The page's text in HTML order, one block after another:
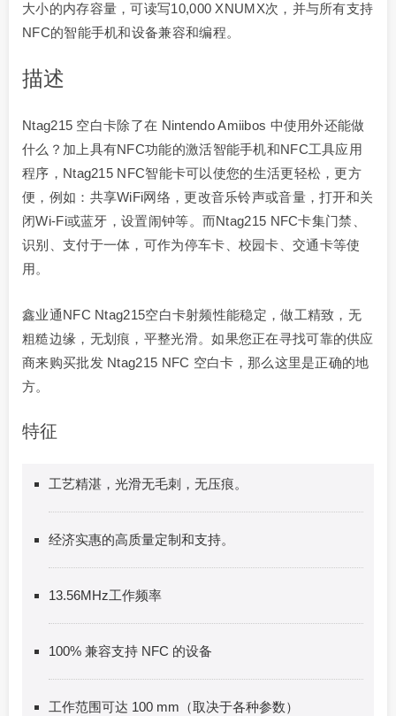
大小的内存容量，可读写10,000 XNUMX次，并与所有支持
NFC的智能手机和设备兼容和编程。
描述
Ntag215 空白卡除了在 Nintendo Amiibos 中使用外还能做
什么？加上具有NFC功能的激活智能手机和NFC工具应用
程序，Ntag215 NFC智能卡可以使您的生活更轻松，更方
便，例如：共享WiFi网络，更改音乐铃声或音量，打开和关
闭Wi-Fi或蓝牙，设置闹钟等。而Ntag215 NFC卡集门禁、
识别、支付于一体，可作为停车卡、校园卡、交通卡等使
用。
鑫业通NFC Ntag215空白卡射频性能稳定，做工精致，无
粗糙边缘，无划痕，平整光滑。如果您正在寻找可靠的供应
商来购买批发 Ntag215 NFC 空白卡，那么这里是正确的地
方。
特征
工艺精湛，光滑无毛刺，无压痕。
经济实惠的高质量定制和支持。
13.56MHz工作频率
100% 兼容支持 NFC 的设备
工作范围可达 100 mm（取决于各种参数）